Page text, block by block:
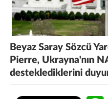
Beyaz Saray Sözcü
Pierre, Ukrayna'nın
desteklediklerini